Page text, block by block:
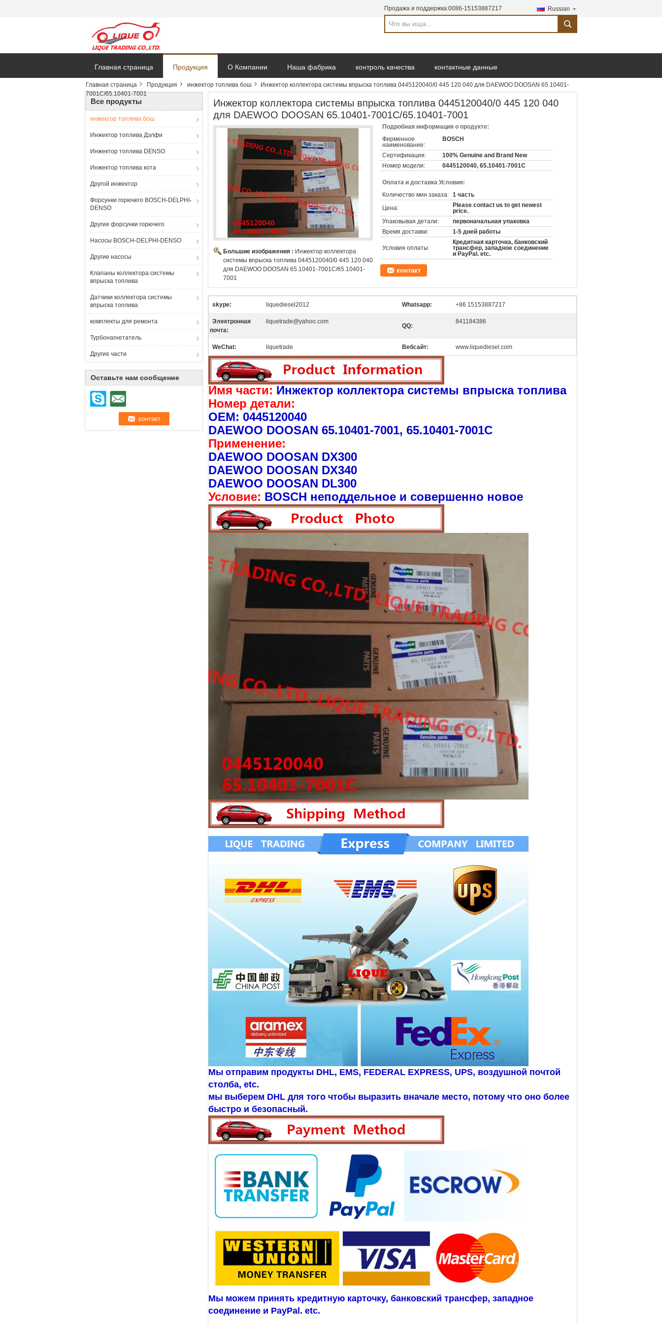
Продажа и поддержка:0086-15153887217 Russian
search
Главная страница Продукция О Компании Наша фабрика контроль качества контактные данные
Главная страница Продукция инжектор топлива бош
Инжектор коллектора системы впрыска топлива 0445120040/0 445 120 040 для DAEWOO DOOSAN 65.10401-
7001C/65.10401-7001
Все продукты
инжектор топлива бош
Инжектор топлива Дэлфи
Инжектор топлива DENSO
Инжектор топлива кота
Другой инжектор
Форсунки горючего BOSCH-DELPHI-
DENSO
Другие форсунки горючего
Насосы BOSCH-DELPHI-DENSO
Другие насосы
Клапаны коллектора системы
впрыска топлива
Датчики коллектора системы
впрыска топлива
комплекты для ремонта
Турбонагнетатель
Другие части
Оставьте нам сообщение
Инжектор коллектора системы впрыска топлива 0445120040/0 445 120 040
для DAEWOO DOOSAN 65.10401-7001C/65.10401-7001
Большие изображения : Инжектор коллектора
системы впрыска топлива 0445120040/0 445 120 040
для DAEWOO DOOSAN 65.10401-7001C/65.10401-
7001
Подробная информация о продукте:
Фирменное
наименование:
BOSCH
Сертификация:
100% Genuine and Brand New
Номер модели:
0445120040, 65.10401-7001C
Оплата и доставка Условия:
Количество мин заказа: 1 часть
Цена:
Please contact us to get newest
price.
Упаковывая детали:
первоначальная упаковка
Время доставки:
1-5 дней работы
Условия оплаты:
Кредитная карточка, банковский
трансфер, западное соединение
и PayPal. etc.
контакт
skype: liquediesel2012 Whatsapp: +86 15153887217
Электронная
почта:
liquetrade@yahoo.com
QQ:
841184386
WeChat: liquetrade Вебсайт: www.liquediesel.com
Имя части: Инжектор коллектора системы впрыска топлива
Номер детали:
OEM: 0445120040
DAEWOO DOOSAN 65.10401-7001, 65.10401-7001C
Применение:
DAEWOO DOOSAN DX300
DAEWOO DOOSAN DX340
DAEWOO DOOSAN DL300
Условие: BOSCH неподдельное и совершенно новое
Мы отправим продукты DHL, EMS, FEDERAL EXPRESS, UPS, воздушной почтой
столба, etc.
мы выберем DHL для того чтобы выразить вначале место, потому что оно более
быстро и безопасный.
Мы можем принять кредитную карточку, банковский трансфер, западное
соединение и PayPal. etc.